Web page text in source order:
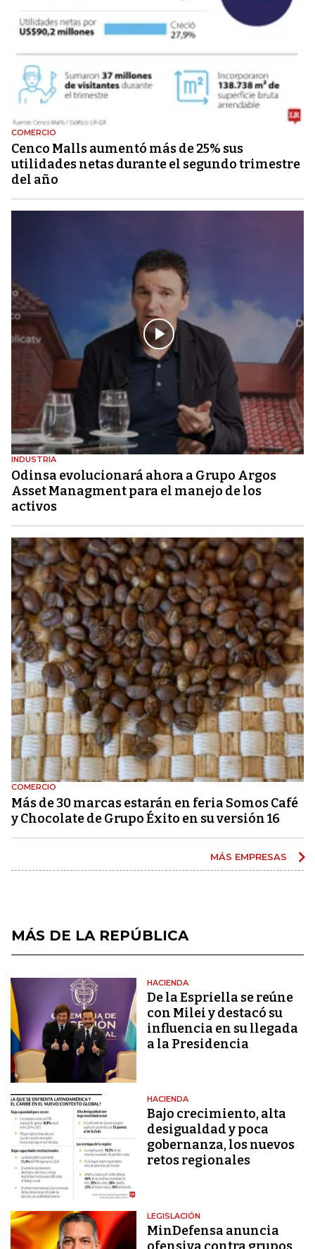
COMERCIO
Cenco Malls aumentó más de 25% sus
utilidades netas durante el segundo trimestre
del año
INDUSTRIA
Odinsa evolucionará ahora a Grupo Argos
Asset Managment para el manejo de los
activos
COMERCIO
Más de 30 marcas estarán en feria Somos Café
y Chocolate de Grupo Éxito en su versión 16
MÁS EMPRESAS
MÁS DE LA REPÚBLICA
HACIENDA
De la Espriella se reúne
con Milei y destacó su
influencia en su llegada
a la Presidencia
HACIENDA
Bajo crecimiento, alta
desigualdad y poca
gobernanza, los nuevos
retos regionales
LEGISLACIÓN
MinDefensa anuncia
ofensiva contra grupos